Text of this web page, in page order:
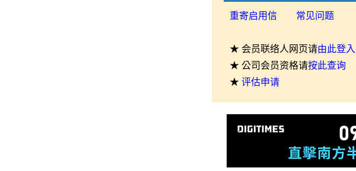
重寄启用信 常见问题
★ 会员联络人网页请由此登入
★ 公司会员资格请按此查询
★ 评估申请